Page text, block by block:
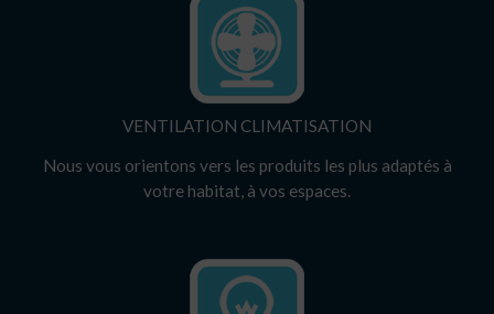
VENTILATION CLIMATISATION
Nous vous orientons vers les produits les plus adaptés à
votre habitat, à vos espaces.